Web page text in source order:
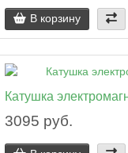
В корзину
Катушка
3095 руб.